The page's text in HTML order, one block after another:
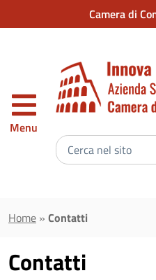
al contenuto principale
Camera di
Menu
Inserisci
il
cercare
Home » Contatti
Contatti